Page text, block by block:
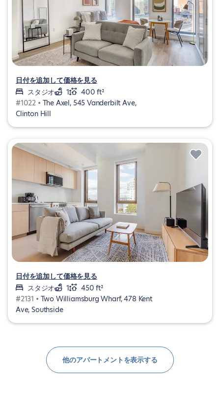
日付を追加して価格を見る
スタジオ
1
400 ft²
#1022 • The Axel, 545 Vanderbilt Ave,
Clinton Hill
日付を追加して価格を見る
スタジオ
1
450 ft²
#2131 • Two Williamsburg Wharf, 478 Kent
Ave, Southside
他のアパートメントを表示する